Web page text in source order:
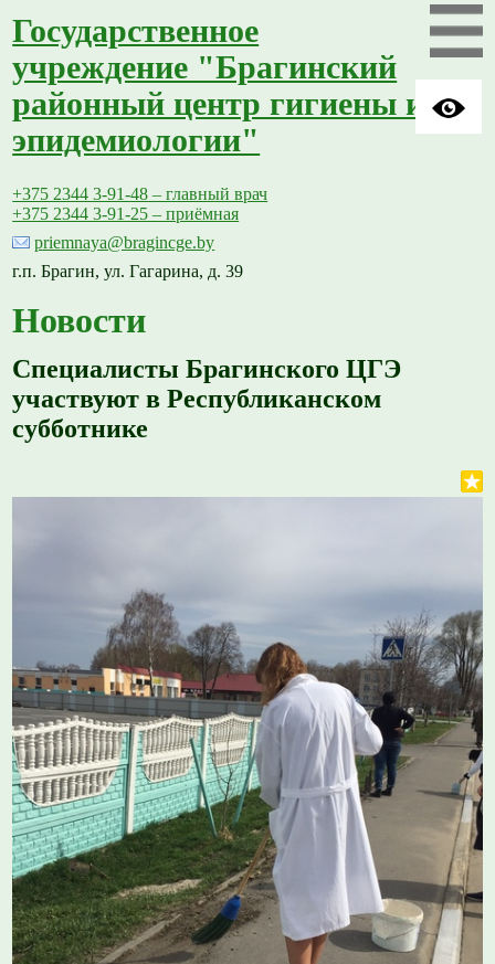
Государственное
учреждение "Брагинский
районный центр гигиены и
эпидемиологии"
+375 2344 3-91-48 – главный врач
+375 2344 3-91-25 – приёмная
priemnaya@bragincge.by
г.п. Брагин, ул. Гагарина, д. 39
Новости
Специалисты Брагинского ЦГЭ
участвуют в Республиканском
субботнике